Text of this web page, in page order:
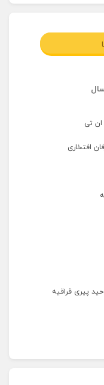
افتخاری
پیری قراقیه